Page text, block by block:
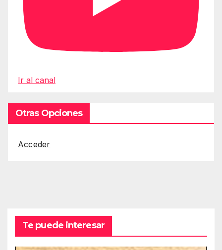
Ir al canal
Otras Opciones
Acceder
Te puede interesar